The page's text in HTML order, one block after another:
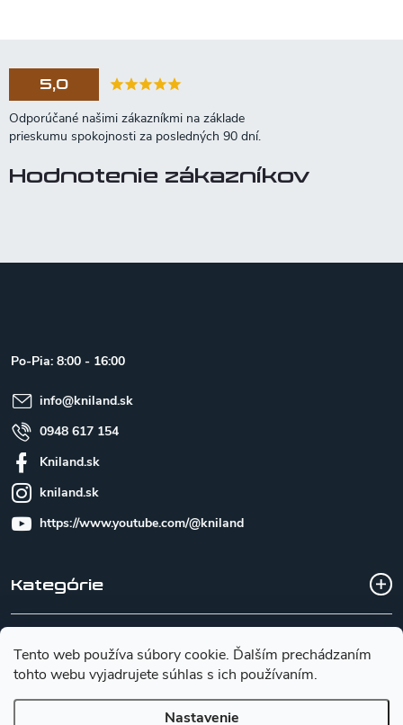
Tento web používa súbory cookie. Ďalším prechádzaním
tohto webu vyjadrujete súhlas s ich používaním.
Nastavenie
5,0
Hodnotenie zákazníkov
Po-Pia: 8:00 - 16:00
info@kniland.sk
0948 617 154
Kniland.sk
kniland.sk
https://www.youtube.com/@kniland
Kategórie
Základné informácie pre výber noža